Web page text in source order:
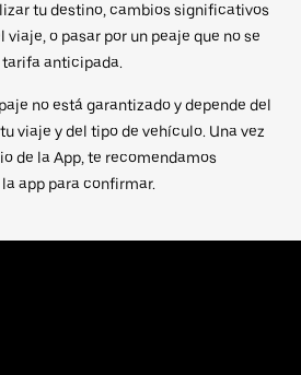
tu destino, cambios significativos
o pasar por un peaje que no se
tarifa anticipada.
no está garantizado y depende del
viaje y del tipo de vehículo. Una vez
de la App, te recomendamos
app para confirmar.